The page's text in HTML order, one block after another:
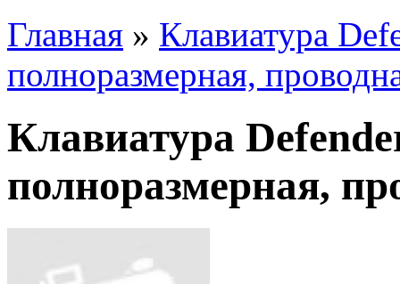
Главная » Клавиатура
полноразмерная,
Клавиатура
полноразмерная,